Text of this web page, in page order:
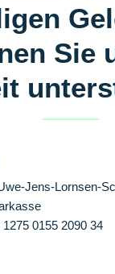
Sie
Jens-Lornsen-
0155 2090 34